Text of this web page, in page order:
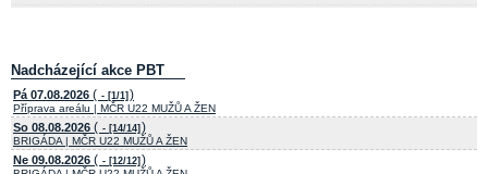
Nadcházející akce PBT
Pá 07.08.2026 ( - [1/1] )
Příprava areálu | MČR U22 MUŽŮ A ŽEN
So 08.08.2026 ( - [14/14] )
BRIGÁDA | MČR U22 MUŽŮ A ŽEN
Ne 09.08.2026 ( - [12/12] )